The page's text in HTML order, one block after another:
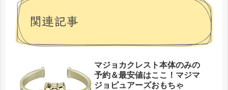
関連記事
マジョカクレスト本体のみの
予約＆最安値はここ！マジマ
ジョピュアーズおもちゃ